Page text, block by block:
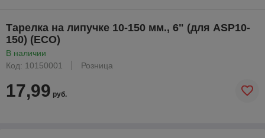
Тарелка на липучке 10-150 мм., 6" (для ASP10-
150) (ECO)
В наличии
Код: 10150001
Розница
17,99 руб.